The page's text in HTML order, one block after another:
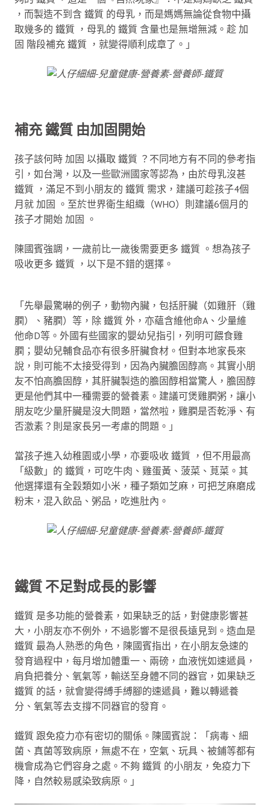
，而製造不到含 鐵質 的母乳，而是媽媽無論從食物中攝
取幾多的 鐵質 ，母乳的 鐵質 含量也是無增無減。趁 加
固 階段補充 鐵質 ，就變得順利成章了。」
補充 鐵質 由加固開始
孩子該何時 加固 以攝取 鐵質 ？不同地方有不同的參考指
引，如台灣，以及一些歐洲國家等認為，由於母乳沒甚
鐵質 ，滿足不到小朋友的 鐵質 需求，建議可趁孩子4個
月就 加固 。至於世界衛生組織（WHO）則建議6個月的
孩子才開始 加固 。
陳國賓強調，一歲前比一歲後需要更多 鐵質 。想為孩子
吸收更多 鐵質 ，以下是不錯的選擇。
「先舉最驚嚇的例子，動物內臟，包括肝臟（如雞肝（雞
膶）、豬膶）等，除 鐵質 外，亦蘊含維他命A、少量維
他命D等。外國有些國家的嬰幼兒指引，列明可餵食雞
膶；嬰幼兒輔食品亦有很多肝臟食材。但對本地家長來
說，則可能不太接受得到，因為內臟膽固醇高。其實小朋
友不怕高膽固醇，其肝臟製造的膽固醇相當驚人，膽固醇
更是他們其中一種需要的營養素。建議可煲雞膶粥，讓小
朋友吃少量肝臟是沒大問題，當然啦，雞膶是否乾淨、有
否激素？則是家長另一考慮的問題。」
當孩子進入幼稚園或小學，亦要吸收 鐵質 ，但不用最高
「級數」的 鐵質，可吃牛肉、雞蛋黃、菠菜、莧菜。其
他選擇還有全穀類如小米，種子類如芝麻，可把芝麻磨成
粉末，混入飲品、粥品，吃進肚內。
鐵質 不足對成長的影響
鐵質 是多功能的營養素，如果缺乏的話，對健康影響甚
大，小朋友亦不例外，不過影響不是很長遠見到。造血是
鐵質 最為人熟悉的角色，陳國賓指出，在小朋友急速的
發育過程中，每月增加體重一、兩磅，血液恍如速遞員，
肩負把養分、氧氣等，輸送至身體不同的器官，如果缺乏
鐵質 的話，就會變得縛手縛腳的速遞員，難以轉遞養
分、氧氣等去支撐不同器官的發育。
鐵質 跟免疫力亦有密切的關係。陳國賓說：「病毒、細
菌、真菌等致病原，無處不在，空氣、玩具、被鋪等都有
機會成為它們容身之處。不夠 鐵質 的小朋友，免疫力下
降，自然較易感染致病原。」